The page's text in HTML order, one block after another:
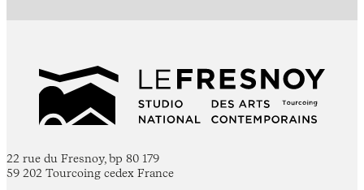
22 rue du Fresnoy, bp 80 179
59 202 Tourcoing cedex France